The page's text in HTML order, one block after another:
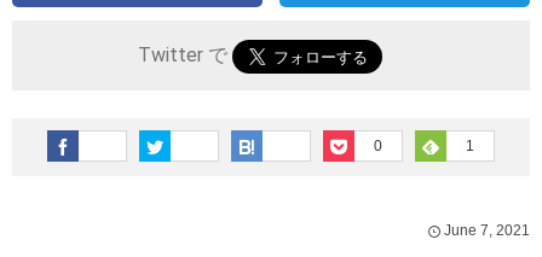
Twitter で
0 1
June 7, 2021